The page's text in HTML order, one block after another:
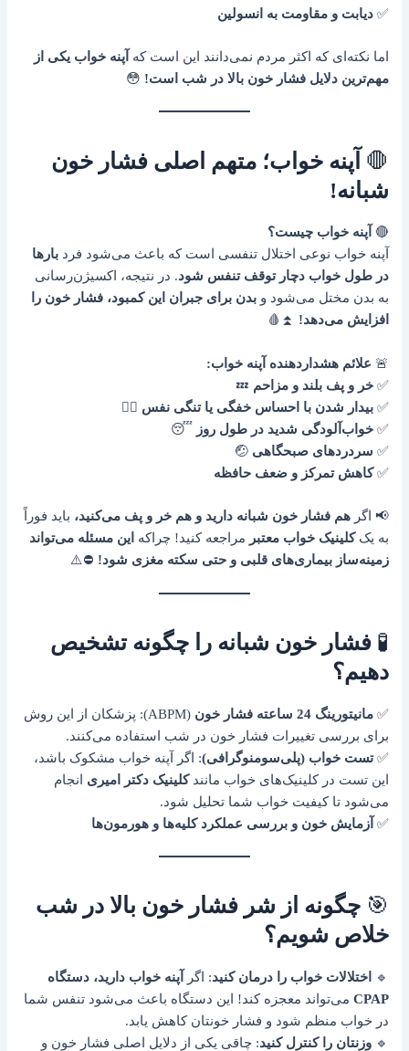
✅دیابت و مقاومت به انسولین
اما نکته‌ای که اکثر مردم نمی‌دانند این است که آپنه خواب یکی از
مهم‌ترین دلایل فشار خون بالا در شب است! 😳
🛑 آپنه خواب؛ متهم اصلی فشار خون
شبانه!
🔴 آپنه خواب چیست؟
آپنه خواب نوعی اختلال تنفسی است که باعث می‌شود فردبارها
در طول خواب دچار توقف تنفس شود. در نتیجه، اکسیژن‌رسانی
به بدن مختل می‌شود وبدن برای جبران این کمبود، فشار خون را
افزایش می‌دهد! ⏫🩸
🚨 علائم هشداردهنده آپنه خواب:
✅خر و پف بلند و مزاحم 💤
✅بیدار شدن با احساس خفگی یا تنگی نفس 😵‍💫
✅خواب‌آلودگی شدید در طول روز 😴
✅ سردردهای صبحگاهی 🤕
✅کاهش تمرکز و ضعف حافظه
📢 اگرهم فشار خون شبانه دارید و هم خر و پف می‌کنید، باید فوراً
به یککلینیک خواب معتبر مراجعه کنید! چراکه این مسئله می‌تواند
زمینه‌ساز بیماری‌های قلبی و حتی سکته مغزی شود! ⛔⚠️
🧪فشار خون شبانه را چگونه تشخیص
دهیم؟
✅مانیتورینگ 24 ساعته فشار خون
(ABPM): پزشکان از این روش
برای بررسی تغییرات فشار خون در شب استفاده می‌کنند.
✅تست خواب (پلی‌سومنوگرافی): اگر آپنه خواب مشکوک باشد،
این تست در کلینیک‌های خواب مانندکلینیک دکتر امیری انجام
می‌شود تا کیفیت خواب شما تحلیل شود.
✅ آزمایش خون و بررسی عملکرد کلیه‌ها و هورمون‌ها
🎯چگونه از شر فشار خون بالا در شب
خلاص شویم؟
🔹 اختلالات خواب را درمان کنید: اگر
آپنه خواب دارید، دستگاه
CPAP می‌تواند معجزه کند! این دستگاه باعث می‌شود تنفس شما
در خواب منظم شود و فشار خونتان کاهش یابد.
🔹وزنتان را کنترل کنید: چاقی یکی از دلایل اصلی فشار خون و